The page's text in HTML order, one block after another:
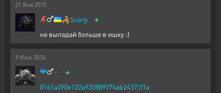
21 Янв 2015
🦂Scorp +
не выпадай больше в ишку :)
9 Июл 2014
+
0161a390e122a930889074ab24371f1a